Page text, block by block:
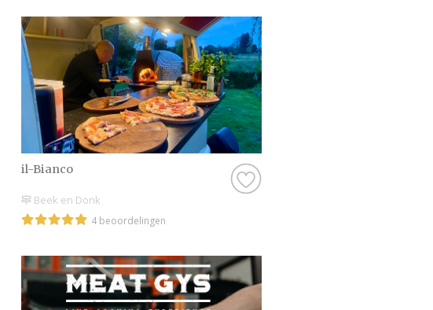
alles perfect verloopt op jullie grote dag. Klikt
probleem, er zijn genoeg andere opties in
omgeving. Zo is er altijd wel een professional
past.
Maak van jullie bruiloft een droomdag
Bij Bruiloft.nl draait alles om het realiseren
Of je nu op zoek bent naar praktische tips,
beste Foodtrucks in Noord-Brabant, wij staan
van een bruiloft kan intensief zijn, maar ook
verzameld om het jezelf eenvoudiger te
onze website doen er alles aan om jullie een
bezorgen.
il-Bianco
Beek en Donk
4 beoordelingen